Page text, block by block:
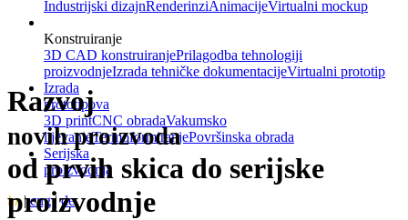
Industrijski dizajnRenderinziAnimacijeVirtualni mockup
Konstruiranje
3D CAD konstruiranjePrilagodba tehnologiji
proizvodnjeIzrada tehničke dokumentacijeVirtualni prototip
Izrada
prototipova
3D printCNC obradaVakumsko
lijevanjeTermoformiranjePovršinska obrada
Serijska
proizvodnja
hr|eng|de
Razvoj
novih proizvoda
od prvih skica do serijske
proizvodnje